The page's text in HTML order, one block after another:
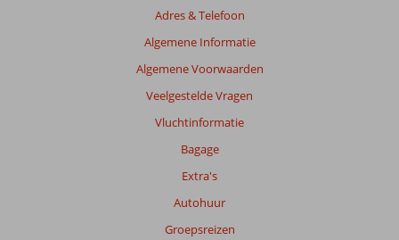
Adres & Telefoon
Algemene Informatie
Algemene Voorwaarden
Veelgestelde Vragen
Vluchtinformatie
Bagage
Extra's
Autohuur
Groepsreizen